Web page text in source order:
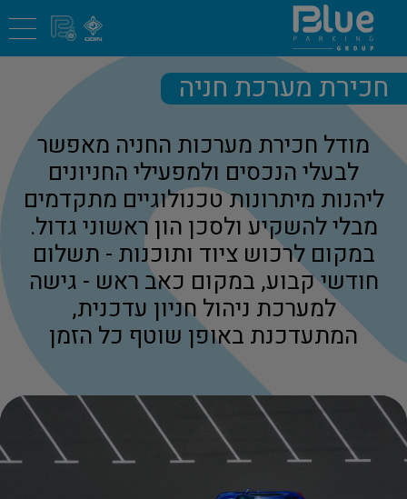
חכירת מערכת חניה
מודל חכירת מערכות החניה מאפשר
לבעלי הנכסים ולמפעילי החניונים
ליהנות מיתרונות טכנולוגיים מתקדמים
מבלי להשקיע ולסכן הון ראשוני גדול.
במקום לרכוש ציוד ותוכנות - תשלום
חודשי קבוע, במקום כאב ראש - גישה
למערכת ניהול חניון עדכנית,
המתעדכנת באופן שוטף כל הזמן